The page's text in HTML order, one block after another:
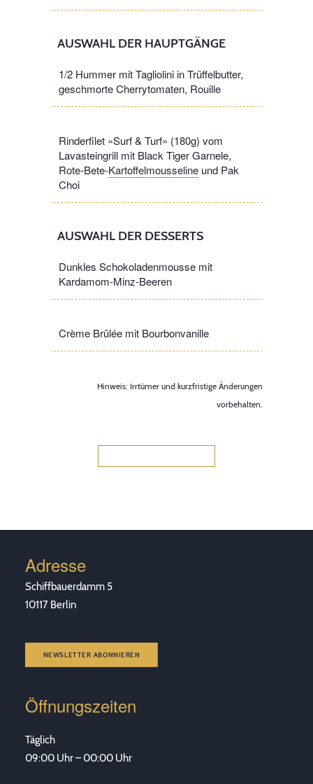
AUSWAHL DER HAUPTGÄNGE
1/2 Hummer mit Tagliolini in Trüffelbutter,
geschmorte Cherrytomaten, Rouille
Rinderfilet «Surf & Turf» (180g) vom
Lavasteingrill mit Black Tiger Garnele,
Rote-Bete-Kartoffelmousseline und Pak
Choi
AUSWAHL DER DESSERTS
Dunkles Schokoladenmousse mit
Kardamom-Minz-Beeren
Crème Brûlée mit Bourbonvanille
Hinweis: Irrtümer und kurzfristige Änderungen
vorbehalten.
Adresse
Schiffbauerdamm 5
10117 Berlin
NEWSLETTER ABONNIEREN
Öffnungszeiten
Täglich
09:00 Uhr – 00:00 Uhr